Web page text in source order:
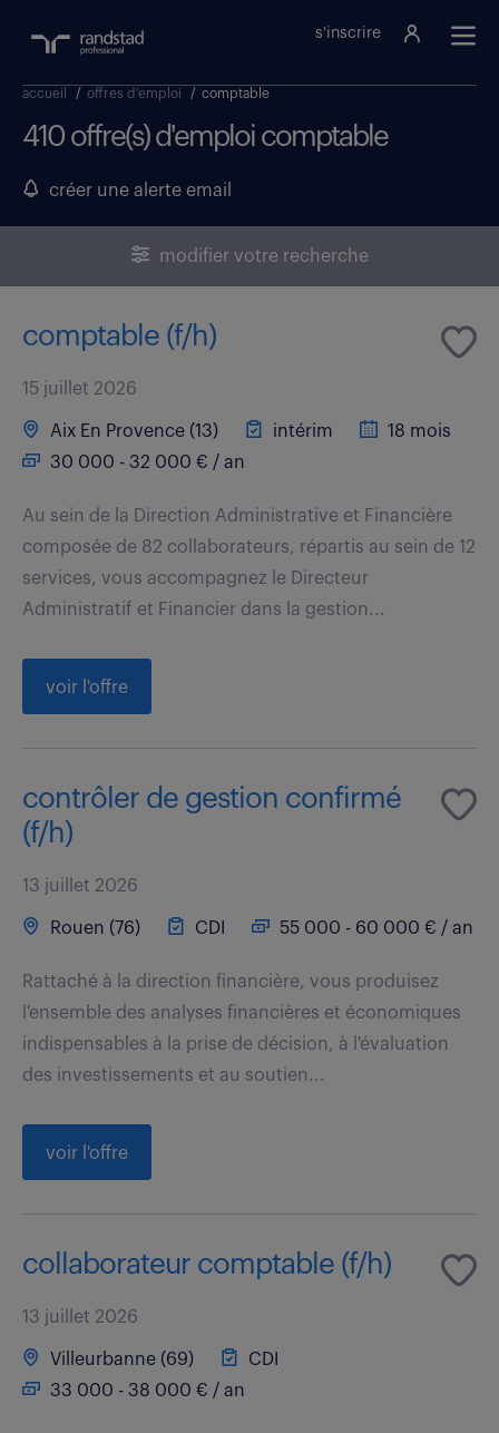
s'inscrire
accueil / offres d'emploi / comptable
410 offre(s) d'emploi comptable
créer une alerte email
modifier votre recherche
comptable (f/h)
15 juillet 2026
Aix En Provence (13) intérim
18 mois
30 000 - 32 000 € / an
Au sein de la Direction Administrative et Financière
composée de 82 collaborateurs, répartis au sein de 12
services, vous accompagnez le Directeur
Administratif et Financier dans la gestion...
voir l'offre
contrôler de gestion confirmé
(f/h)
13 juillet 2026
Rouen (76) CDI 55 000 - 60 000 € / an
Rattaché à la direction financière, vous produisez
l'ensemble des analyses financières et économiques
indispensables à la prise de décision, à l'évaluation
des investissements et au soutien...
voir l'offre
collaborateur comptable (f/h)
13 juillet 2026
Villeurbanne (69)
CDI
33 000 - 38 000 € / an